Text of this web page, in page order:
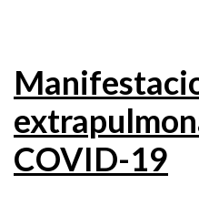
COVID-19